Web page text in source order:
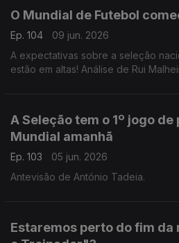
O Mundial de Futebol
Ep. 104
09 jun. 2026
A expectativas sobre a seleção
estão em altas! Análise de Rui
A Seleção tem o 1º jogo
Mundial amanhã
Ep. 103
05 jun. 2026
Antevisão de António Tadeia.
Estaremos perto do fim da